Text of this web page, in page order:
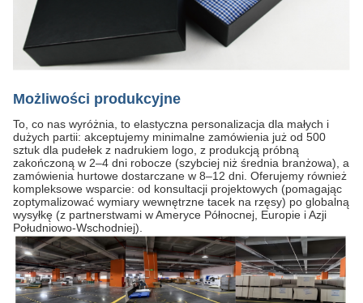
Możliwości produkcyjne
To, co nas wyróżnia, to elastyczna personalizacja dla małych i
dużych partii: akceptujemy minimalne zamówienia już od 500
sztuk dla pudełek z nadrukiem logo, z produkcją próbną
zakończoną w 2–4 dni robocze (szybciej niż średnia branżowa), a
zamówienia hurtowe dostarczane w 8–12 dni. Oferujemy również
kompleksowe wsparcie: od konsultacji projektowych (pomagając
zoptymalizować wymiary wewnętrzne tacek na rzęsy) po globalną
wysyłkę (z partnerstwami w Ameryce Północnej, Europie i Azji
Południowo-Wschodniej).